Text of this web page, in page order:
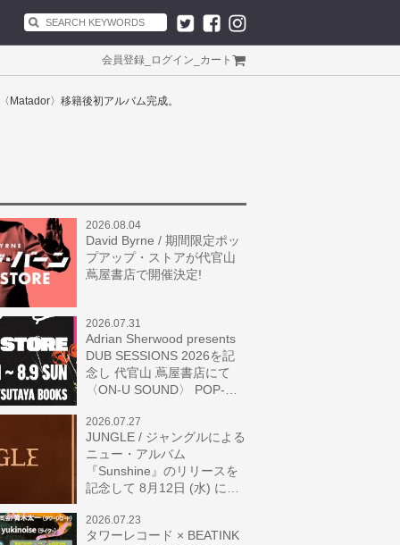
会員登録 ログイン カート
Matador〉移籍後初アルバム完成。
2026.08.04
David Byrne / 期間限定ポッ
プアップ・ストアが代官山
蔦屋書店で開催決定!
2026.07.31
Adrian Sherwood presents
DUB SESSIONS 2026を記
念し 代官山 蔦屋書店にて
〈ON-U SOUND〉 POP-…
2026.07.27
JUNGLE / ジャングルによる
ニュー・アルバム
『Sunshine』のリリースを
記念して 8月12日 (水) に…
2026.07.23
タワーレコード × BEATINK